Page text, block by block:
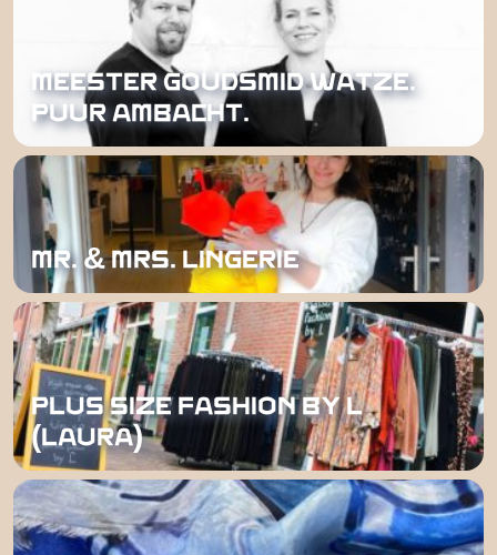
MEESTER GOUDSMID WATZE.
PUUR AMBACHT.
MR. & MRS. LINGERIE
PLUS SIZE FASHION BY L
(LAURA)